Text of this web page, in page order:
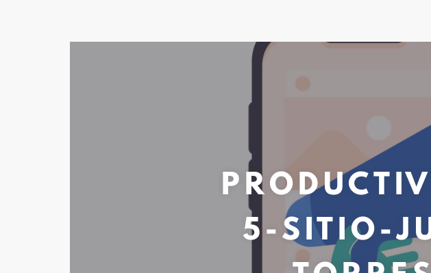
5-SITIO-